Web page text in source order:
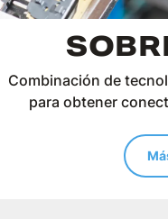
Combinación de
para obtener